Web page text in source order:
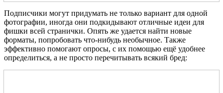
Подписчики могут придумать не только вариант для одной
фотографии, иногда они подкидывают отличные идеи для
фишки всей странички. Опять же удается найти новые
форматы, попробовать что-нибудь необычное. Также
эффективно помогают опросы, с их помощью ещё удобнее
определиться, а не просто перечитывать всякий бред: